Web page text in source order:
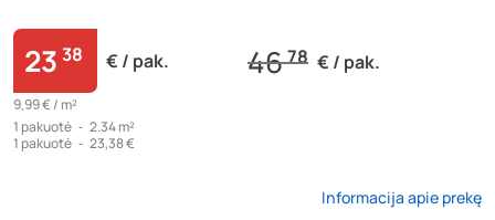
23 38 € / pak. 4678 € / pak.
9,99 € / m²
1 pakuotė ‐ 2.34 m²
1 pakuotė ‐ 23,38 €
Informacija apie prekę